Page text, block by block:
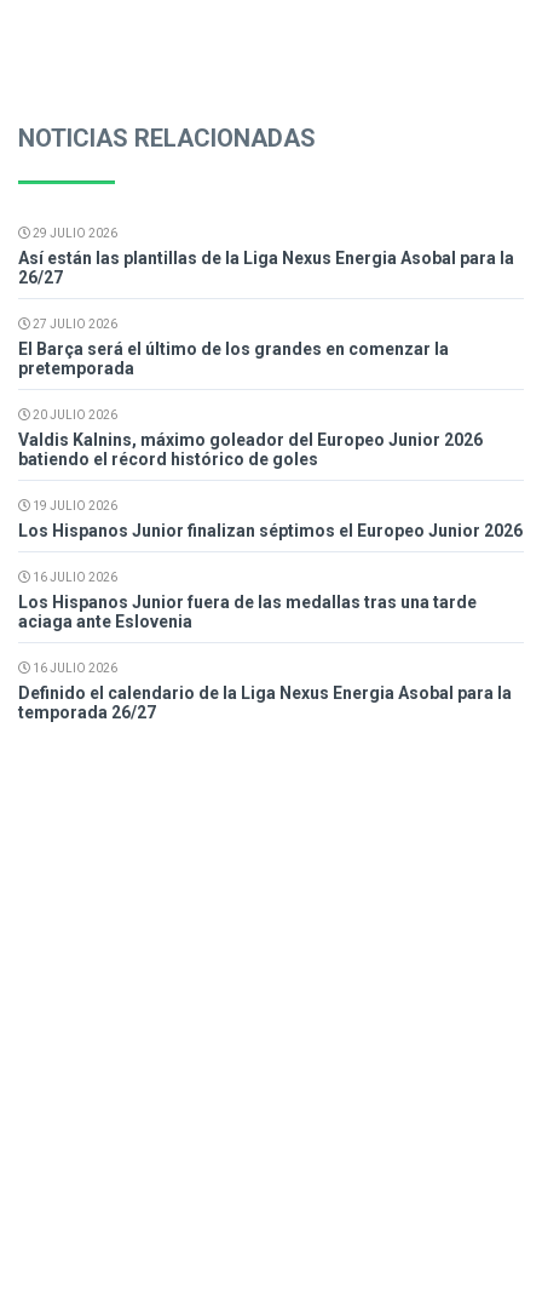
NOTICIAS RELACIONADAS
29 JULIO 2026
Así están las plantillas de la Liga Nexus Energia Asobal para la
26/27
27 JULIO 2026
El Barça será el último de los grandes en comenzar la
pretemporada
20 JULIO 2026
Valdis Kalnins, máximo goleador del Europeo Junior 2026
batiendo el récord histórico de goles
19 JULIO 2026
Los Hispanos Junior finalizan séptimos el Europeo Junior 2026
16 JULIO 2026
Los Hispanos Junior fuera de las medallas tras una tarde
aciaga ante Eslovenia
16 JULIO 2026
Definido el calendario de la Liga Nexus Energia Asobal para la
temporada 26/27